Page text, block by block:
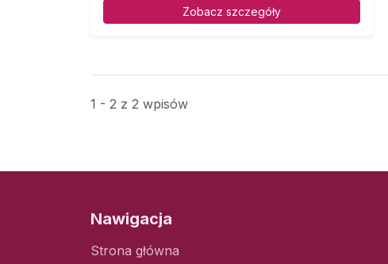
Zobacz szczegóły
1 - 2 z 2 wpisów
Nawigacja
Strona główna